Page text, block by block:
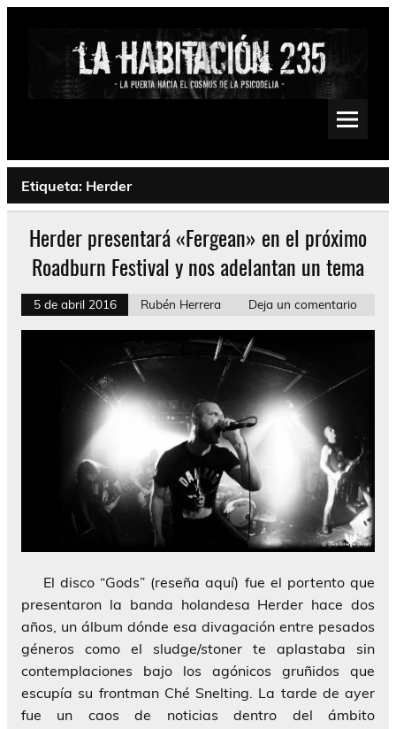
Saltar
Psychedelic, Stoner, Doom, Sludge, Fuzz, Space, Drone
Etiqueta: Herder
Herder presentará «Fergean» en el próximo
Roadburn Festival y nos adelantan un tema
5 de abril 2016 Rubén Herrera Deja un comentario
El disco “Gods” (reseña aquí) fue el portento que
presentaron la banda holandesa Herder hace dos
años, un álbum dónde esa divagación entre pesados
géneros como el sludge/stoner te aplastaba sin
contemplaciones bajo los agónicos gruñidos que
escupía su frontman Ché Snelting. La tarde de ayer
fue un caos de noticias dentro del ámbito